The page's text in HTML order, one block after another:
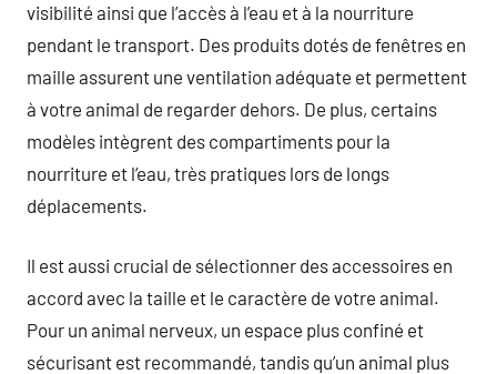
visibilité ainsi que l’accès à l’eau et à la nourriture
pendant le transport. Des produits dotés de fenêtres en
maille assurent une ventilation adéquate et permettent
à votre animal de regarder dehors. De plus, certains
modèles intègrent des compartiments pour la
nourriture et l’eau, très pratiques lors de longs
déplacements.
Il est aussi crucial de sélectionner des accessoires en
accord avec la taille et le caractère de votre animal.
Pour un animal nerveux, un espace plus confiné et
sécurisant est recommandé, tandis qu’un animal plus